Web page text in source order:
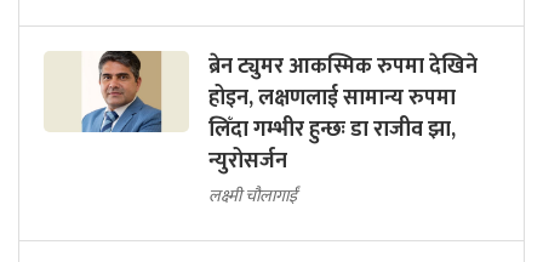
ब्रेन ट्युमर आकस्मिक रुपमा देखिने
होइन, लक्षणलाई सामान्य रुपमा
लिँदा गम्भीर हुन्छः डा राजीव झा,
न्युरोसर्जन
लक्ष्मी चौलागाईं